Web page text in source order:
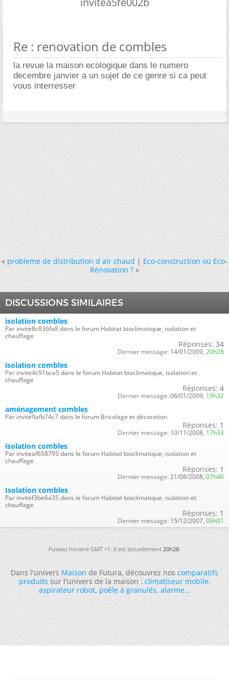
Re : renovation de combles
la revue la maison ecologique dans le numero
decembre janvier a un sujet de ce genre si ca peut
vous interresser
« probleme de distribution d air chaud|Eco-construction ou Eco-
Rénovation ? »
DISCUSSIONS SIMILAIRES
isolation combles
Par invite8c836fa8 dans le forum Habitat bioclimatique, isolation et
chauffage
Réponses: 34
Dernier message: 14/01/2009, 20h28
isolation combles
Par invite4c91bca5 dans le forum Habitat bioclimatique, isolation et
chauffage
Réponses: 4
Dernier message: 06/01/2009, 19h32
aménagement combles
Par invite9afb74c7 dans le forum Bricolage et décoration
Réponses: 1
Dernier message: 10/11/2008, 17h33
isolation combles
Par inviteaf658795 dans le forum Habitat bioclimatique, isolation et
chauffage
Réponses: 1
Dernier message: 21/08/2008, 07h46
Isolation combles
Par invitef3be6a35 dans le forum Habitat bioclimatique, isolation et
chauffage
Réponses: 1
Dernier message: 15/12/2007, 09h01
Fuseau horaire GMT +1. Il est actuellement 20h28.
Dans l'universMaisonde Futura, découvrez noscomparatifs
produitssur l'univers de la maison :climatiseur mobile,
aspirateur robot,poêle à granulés,alarme...